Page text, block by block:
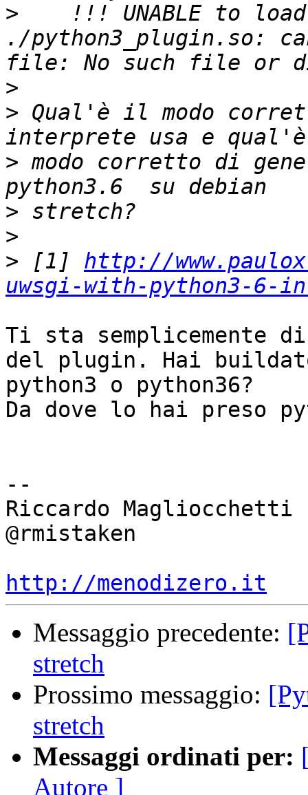
>
!!! UNABLE to
./python3_plugin.so:
>
> Qual'è il modo
> modo corretto di
>
>
> [1] http://
uwsgi-with-python3-6-
Ti sta semplicemente
del plugin. Hai
python3 o python36?
Da dove lo hai preso
--
Riccardo Magliocchetti
@rmistaken
http://menodizero.it
Messaggio precedente:
stretch
Prossimo messaggio:
stretch
Messaggi ordinati per:
Autore ]